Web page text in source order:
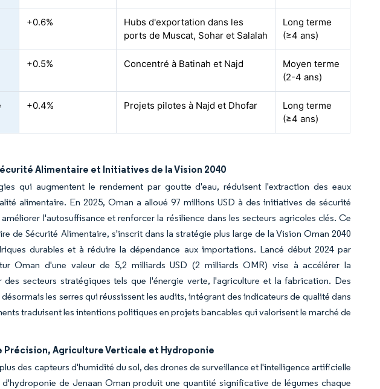
+0.6%
Hubs d'exportation dans les
ports de Muscat, Sohar et Salalah
Long terme
(≥4 ans)
+0.5% Concentré à Batinah et Najd
Moyen terme
(2-4 ans)
+0.4% Projets pilotes à Najd et Dhofar
Long terme
(≥4 ans)
Alimentaire et Initiatives de la Vision 2040
qui augmentent le rendement par goutte d'eau, réduisent l'extraction des eaux
alimentaire. En 2025, Oman a alloué 97 millions USD à des initiatives de sécurité
l'autosuffisance et renforcer la résilience dans les secteurs agricoles clés. Ce
de Sécurité Alimentaire, s'inscrit dans la stratégie plus large de la Vision Oman 2040
durables et à réduire la dépendance aux importations. Lancé début 2024 par
Oman d'une valeur de 5,2 milliards USD (2 milliards OMR) vise à accélérer la
secteurs stratégiques tels que l'énergie verte, l'agriculture et la fabrication. Des
les serres qui réussissent les audits, intégrant des indicateurs de qualité dans
traduisent les intentions politiques en projets bancables qui valorisent le marché de
Agriculture Verticale et Hydroponie
des capteurs d'humidité du sol, des drones de surveillance et l'intelligence artificielle
de Jenaan Oman produit une quantité significative de légumes chaque